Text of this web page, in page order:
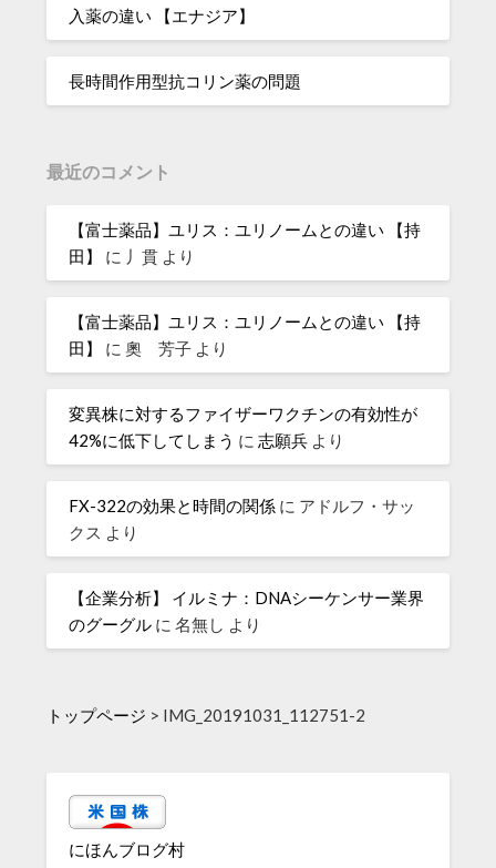
入薬の違い 【エナジア】
長時間作用型抗コリン薬の問題
最近のコメント
【富士薬品】ユリス：ユリノームとの違い 【持
田】
に 丿貫 より
【富士薬品】ユリス：ユリノームとの違い 【持
田】
に奧 芳子 より
変異株に対するファイザーワクチンの有効性が
42%に低下してしまう に志願兵 より
FX-322の効果と時間の関係 に アドルフ・サッ
クス より
【企業分析】 イルミナ：DNAシーケンサー業界
のグーグル に名無し より
トップページ > IMG_20191031_112751-2
にほんブログ村